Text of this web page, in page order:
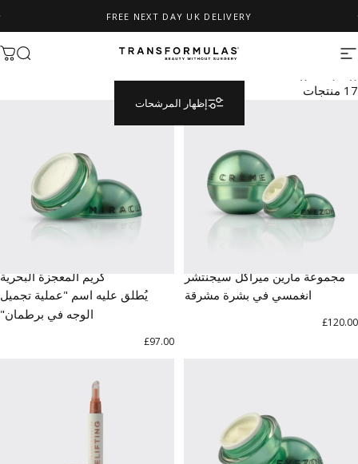
FREE NEXT DAY UK DELIVERY
إيقاف عرض الشرائح مؤقتًا
التنقل في الموقع Transformulas
العناية بالبشرة
إظهار المرشحات
17 منتجات
مجموعة مارين ميراكل سيجنتشر
انغمسي في بشرة مشرقة
£120.00
كريم المعجزة البحرية
يُطلق عليه اسم "عملية تجميل
الوجه في برطمان"
£97.00